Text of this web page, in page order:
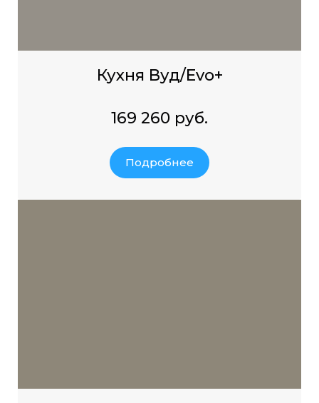
Кухня Вуд/Evo+
169 260 руб.
Подробнее